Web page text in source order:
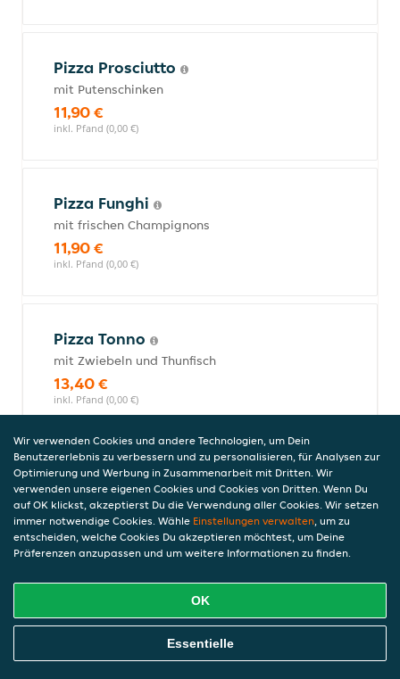
Pizza Prosciutto
mit Putenschinken
11,90 €
inkl. Pfand (0,00 €)
Pizza Funghi
mit frischen Champignons
11,90 €
inkl. Pfand (0,00 €)
Pizza Tonno
mit Zwiebeln und Thunfisch
13,40 €
inkl. Pfand (0,00 €)
Pizza Romana
mit Sardellen, Kapern und Oliven
13,40 €
inkl. Pfand (0,00 €)
mit Putenschinken, Champignons
Online Essen Bestellen
Wir verwenden Cookies und andere Technologien, um Dein
Benutzererlebnis zu verbessern und zu personalisieren, für Analysen zur
Optimierung und Werbung in Zusammenarbeit mit Dritten. Wir
verwenden unsere eigenen Cookies und Cookies von Dritten. Wenn Du
auf OK klickst, akzeptierst Du die Verwendung aller Cookies. Wir setzen
immer notwendige Cookies. Wähle Einstellungen verwalten, um zu
entscheiden, welche Cookies Du akzeptieren möchtest, um Deine
Präferenzen anzupassen und um weitere Informationen zu finden.
OK
Essentielle